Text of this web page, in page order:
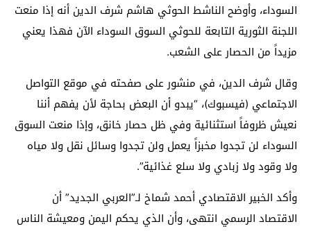
السوداء، وأوضح الناشط الحوثي هاشم شرف الدين أنه إذا منعت
اللجنة الثورية التابعة للحوثي السوق السوداء الآن فهذا يعني
مزيداً من الحصار على الشعب.
وقال شرف الدين، في منشور على صفحته في موقع التواصل
الاجتماعي (فيسبوك)، “يبدو أن البعض بحاجة لأن يفهم أننا
نعيش ظروفاً استثنائية وفي ظل حصار خانق، وإذا منعت السوق
السوداء لن تجدوا مخبزاً يعمل ولن تجدوا وسائل نقل ولا مياه
ولا وقود ولا زبادي ولا سلع غذائية”.
وأكد الخبير الاقتصادي أحمد شماخ لـ”العربي الجديد” أن
الاقتصاد الرسمي انتهى، وأن الذي يحكم اليمن ومعيشة الناس